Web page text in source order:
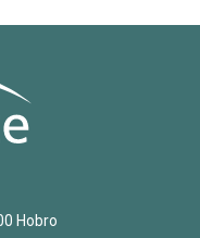
Hobro